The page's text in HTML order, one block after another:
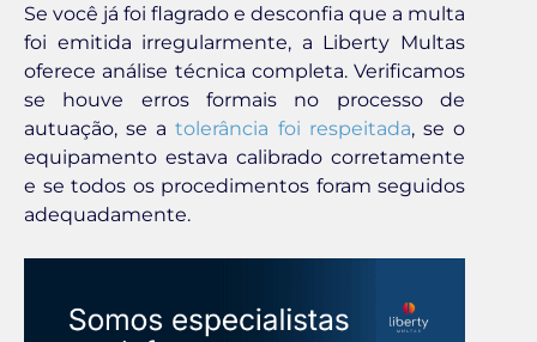
Se você já foi flagrado e desconfia que a multa
foi emitida irregularmente, a Liberty Multas
oferece análise técnica completa. Verificamos
se houve erros formais no processo de
autuação, se atolerância foi respeitada, se o
equipamento estava calibrado corretamente
e se todos os procedimentos foram seguidos
adequadamente.